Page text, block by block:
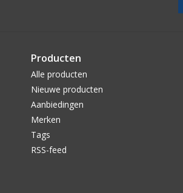
Producten
Alle producten
Nieuwe producten
Aanbiedingen
Merken
Tags
RSS-feed